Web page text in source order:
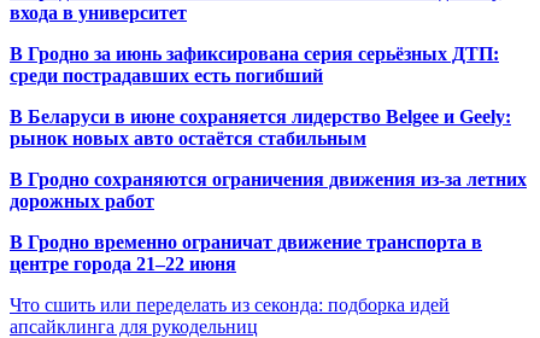
входа в университет
В Гродно за июнь зафиксирована серия серьёзных ДТП:
среди пострадавших есть погибший
В Беларуси в июне сохраняется лидерство Belgee и Geely:
рынок новых авто остаётся стабильным
В Гродно сохраняются ограничения движения из-за летних
дорожных работ
В Гродно временно ограничат движение транспорта в
центре города 21–22 июня
Что сшить или переделать из секонда: подборка идей
апсайклинга для рукодельниц